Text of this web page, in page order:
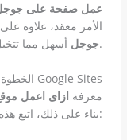
عمل صفحة على
الأمر معقد، علاوة
جوجلأسهل مما تتخيل.
الخطوة الأولى: الوصول إلى Google Sites
معرفة ازاى اعمل
بناء على ذلك، اتبع هذه الخطوات المدمرة للبدء: